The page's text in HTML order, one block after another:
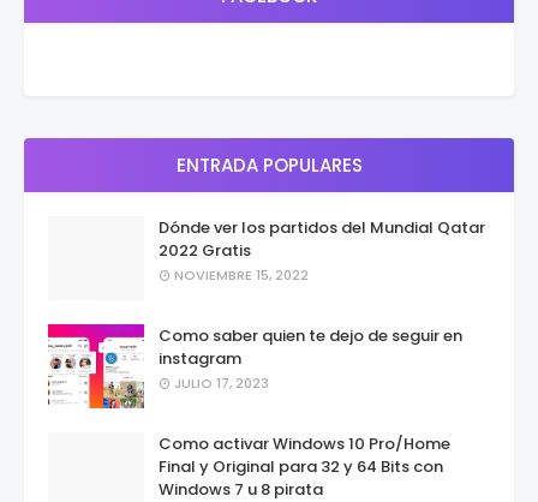
ENTRADA POPULARES
Dónde ver los partidos del Mundial Qatar
2022 Gratis
NOVIEMBRE 15, 2022
Como saber quien te dejo de seguir en
instagram
JULIO 17, 2023
Como activar Windows 10 Pro/Home
Final y Original para 32 y 64 Bits con
Windows 7 u 8 pirata